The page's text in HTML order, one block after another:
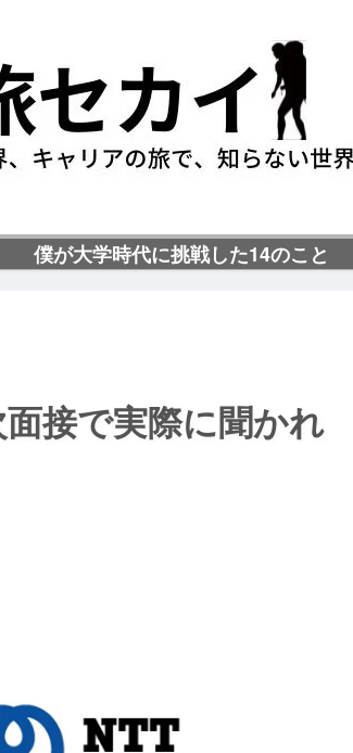
僕が大学時代に挑戦した14のこと
面接で実際に聞かれ